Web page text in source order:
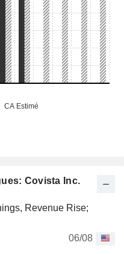
Covista Inc.
Revenue Rise;
06/08